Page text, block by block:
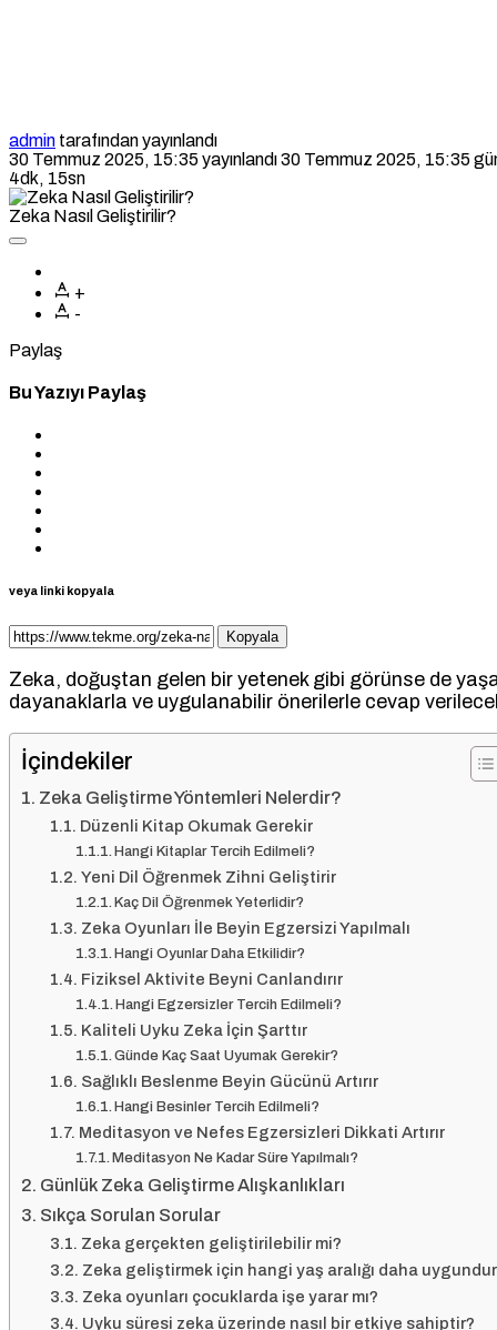
admin tarafından yayınlandı
30 Temmuz 2025, 15:35 yayınlandı30 Temmuz 2025, 15:35
4dk, 15sn
Zeka Nasıl Geliştirilir?
+
-
Paylaş
Bu Yazıyı Paylaş
veya linki kopyala
Kopyala
Zeka, doğuştan gelen bir yetenek gibi görünse de
dayanaklarla ve uygulanabilir önerilerle cevap
İçindekiler
Zeka Geliştirme Yöntemleri Nelerdir?
Düzenli Kitap Okumak Gerekir
Hangi Kitaplar Tercih Edilmeli?
Yeni Dil Öğrenmek Zihni Geliştirir
Kaç Dil Öğrenmek Yeterlidir?
Zeka Oyunları İle Beyin Egzersizi Yapılmalı
Hangi Oyunlar Daha Etkilidir?
Fiziksel Aktivite Beyni Canlandırır
Hangi Egzersizler Tercih Edilmeli?
Kaliteli Uyku Zeka İçin Şarttır
Günde Kaç Saat Uyumak Gerekir?
Sağlıklı Beslenme Beyin Gücünü Artırır
Hangi Besinler Tercih Edilmeli?
Meditasyon ve Nefes Egzersizleri Dikkati Artırır
Meditasyon Ne Kadar Süre Yapılmalı?
Günlük Zeka Geliştirme Alışkanlıkları
Sıkça Sorulan Sorular
Zeka gerçekten geliştirilebilir mi?
Zeka geliştirmek için hangi yaş aralığı daha
Zeka oyunları çocuklarda işe yarar mı?
Uyku süresi zeka üzerinde nasıl bir etkiye sahiptir?